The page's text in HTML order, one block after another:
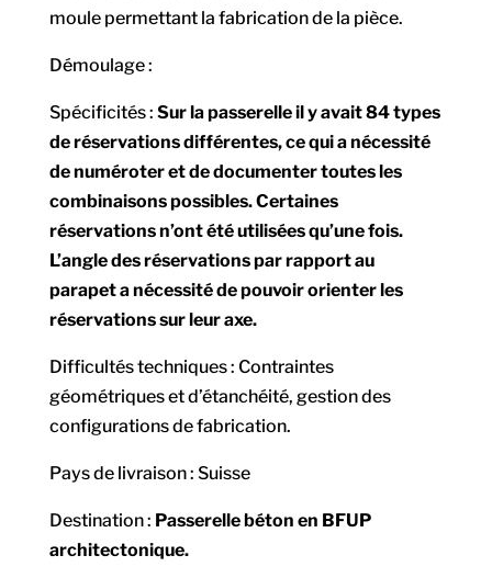
moule permettant la fabrication de la pièce.
Démoulage :
Spécificités : Sur la passerelle il y avait 84 types
de réservations différentes, ce qui a nécessité
de numéroter et de documenter toutes les
combinaisons possibles. Certaines
réservations n’ont été utilisées qu’une fois.
L’angle des réservations par rapport au
parapet a nécessité de pouvoir orienter les
réservations sur leur axe.
Difficultés techniques : Contraintes
géométriques et d’étanchéité, gestion des
configurations de fabrication.
Pays de livraison : Suisse
Destination : Passerelle béton en BFUP
architectonique.